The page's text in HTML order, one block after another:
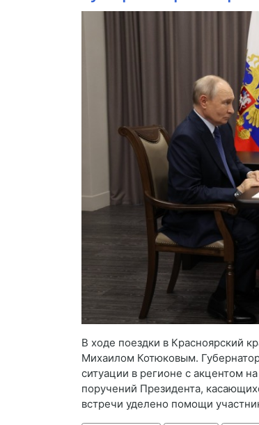
В ходе поездки в Красноярский
Михаилом Котюковым.
ситуации в регионе с акцентом
поручений Президента,
встречи уделено помощи